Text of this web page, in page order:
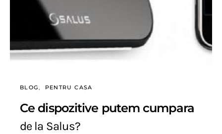
BLOG PENTRU CASA
Ce dispozitive putem cumpara
de la Salus?